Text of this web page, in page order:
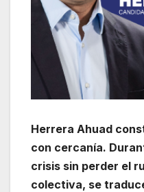
Herrera Ahuad
con cercanía.
crisis sin perder el
colectiva, se